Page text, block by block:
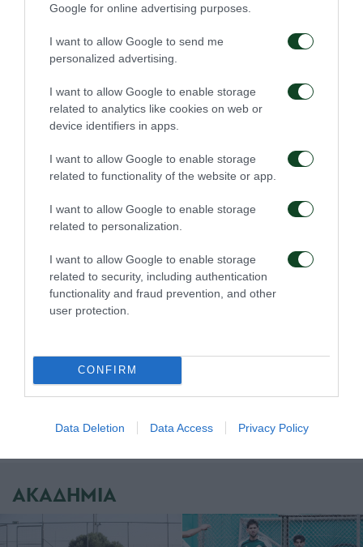
Google for online advertising purposes.
I want to allow Google to send me
personalized advertising.
I want to allow Google to enable storage
related to analytics like cookies on web or
device identifiers in apps.
I want to allow Google to enable storage
related to functionality of the website or app.
I want to allow Google to enable storage
related to personalization.
I want to allow Google to enable storage
related to security, including authentication
functionality and fraud prevention, and other
user protection.
CONFIRM
Data Deletion Data Access Privacy Policy
ΑΚΑΔΗΜΙΑ